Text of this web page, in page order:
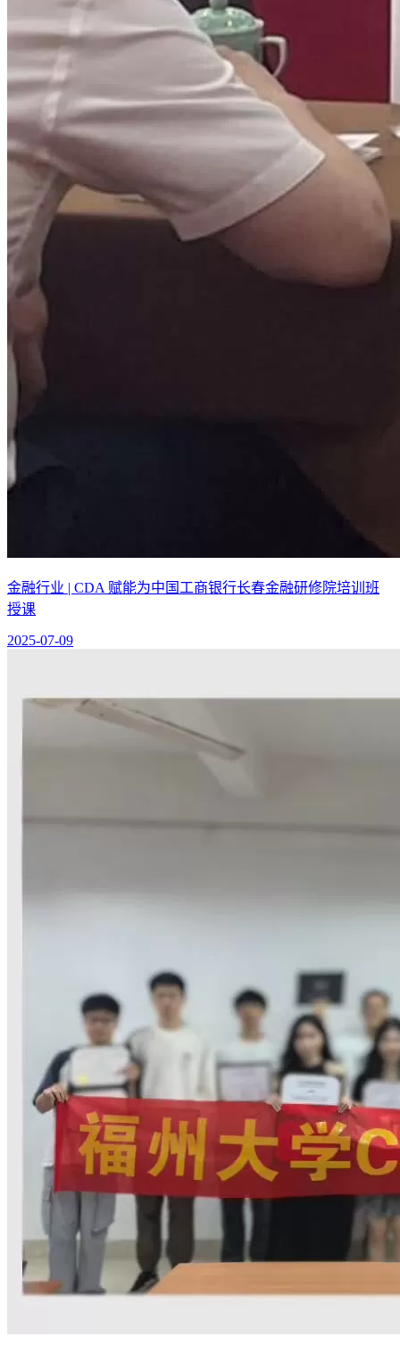
金融行业 | CDA 赋能为中国工商银行长春金融研修院培训班
授课
2025-07-09